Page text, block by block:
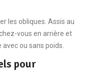
les obliques. Assis au
vous en arrière et
ou sans poids.
pour